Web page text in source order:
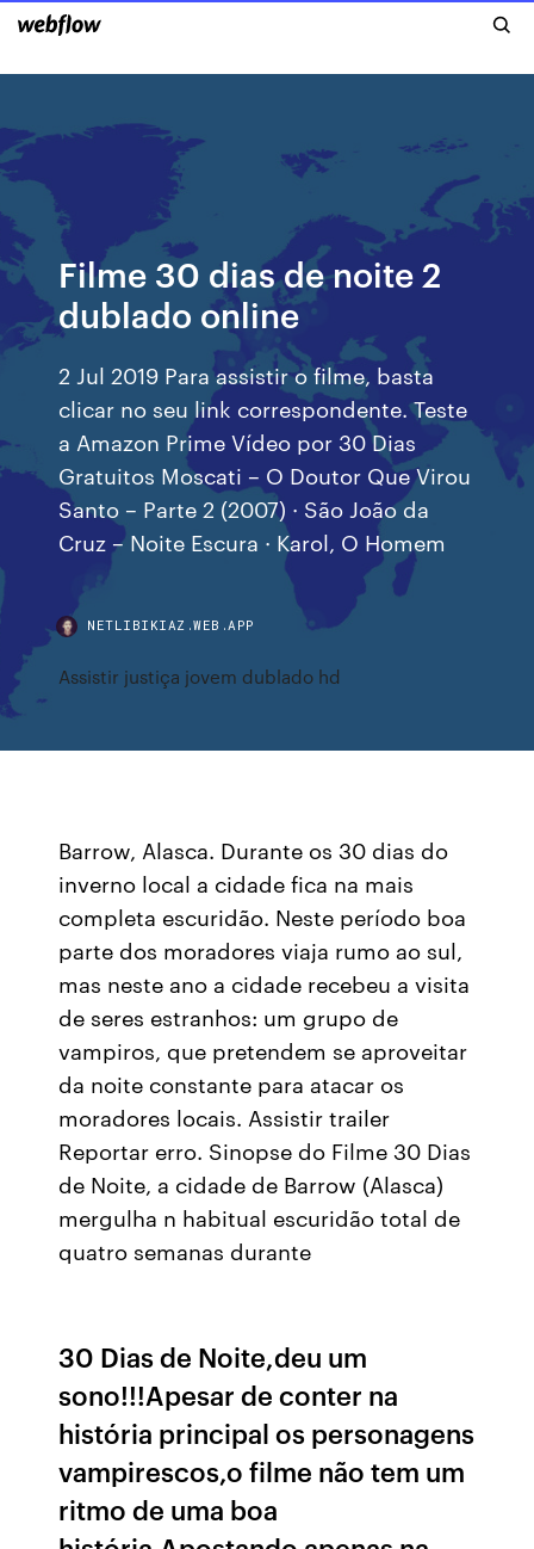
Filme 30 dias de noite 2
dublado online
2 Jul 2019 Para assistir o filme, basta
clicar no seu link correspondente. Teste
a Amazon Prime Vídeo por 30 Dias
Gratuitos Moscati – O Doutor Que Virou
Santo – Parte 2 (2007) · São João da
Cruz – Noite Escura · Karol, O Homem
NETLIBIKIAZ.WEB.APP
Assistir justiça jovem dublado hd
Barrow, Alasca. Durante os 30 dias do
inverno local a cidade fica na mais
completa escuridão. Neste período boa
parte dos moradores viaja rumo ao sul,
mas neste ano a cidade recebeu a visita
de seres estranhos: um grupo de
vampiros, que pretendem se aproveitar
da noite constante para atacar os
moradores locais. Assistir trailer
Reportar erro. Sinopse do Filme 30 Dias
de Noite, a cidade de Barrow (Alasca)
mergulha n habitual escuridão total de
quatro semanas durante
30 Dias de Noite,deu um
sono!!!Apesar de conter na
história principal os personagens
vampirescos,o filme não tem um
ritmo de uma boa